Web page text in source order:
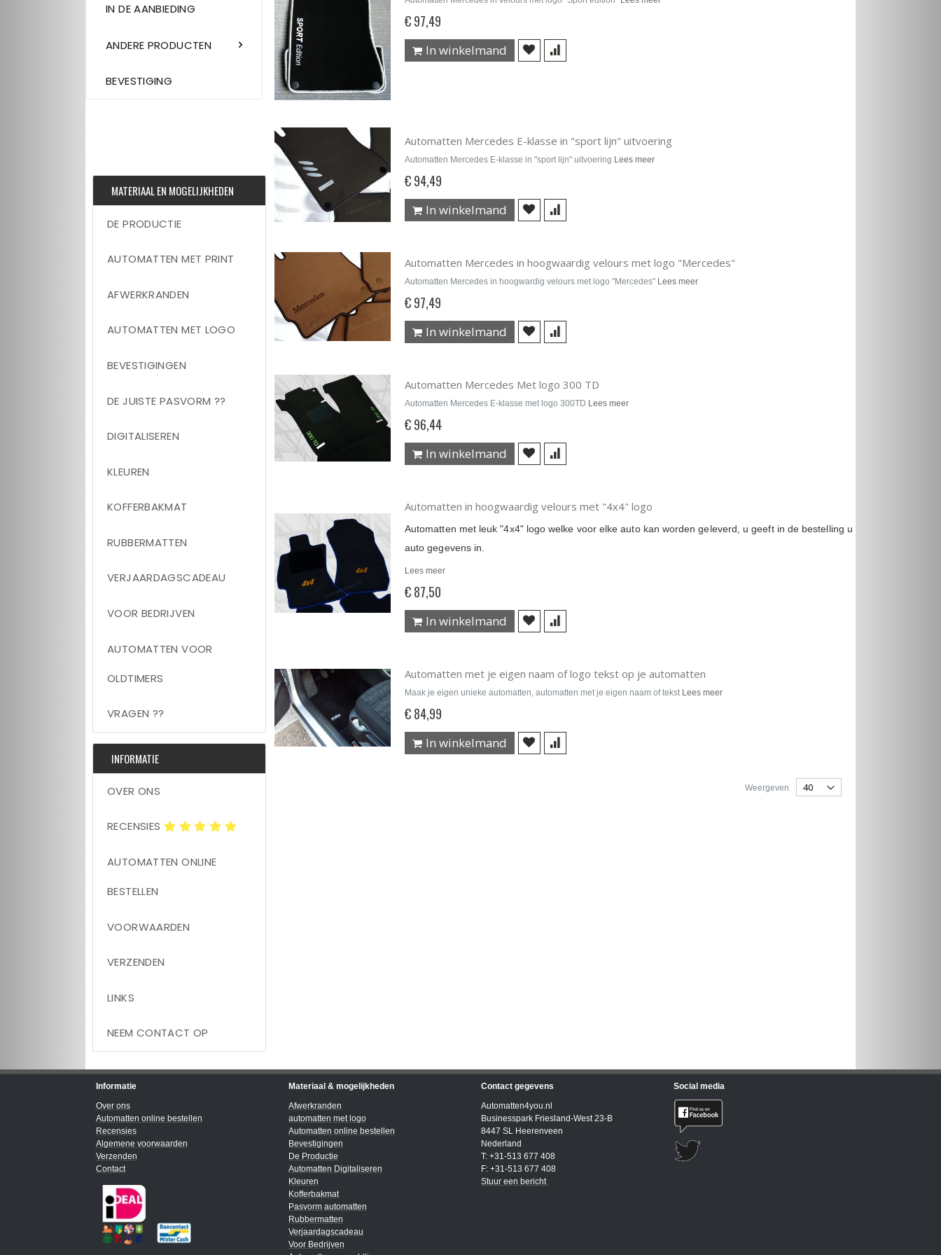
IN DE AANBIEDING
ANDERE PRODUCTEN
BEVESTIGING
€ 97,49
In winkelmand
Automatten Mercedes E-klasse in "sport lijn" uitvoering
Automatten Mercedes E-klasse in "sport lijn" uitvoering Lees meer
€ 94,49
In winkelmand
Automatten Mercedes in hoogwaardig velours met logo "Mercedes"
Automatten Mercedes in hoogwardig velours met logo "Mercedes" Lees meer
€ 97,49
In winkelmand
Automatten Mercedes Met logo 300 TD
Automatten Mercedes E-klasse met logo 300TD Lees meer
€ 96,44
In winkelmand
Automatten in hoogwaardig velours met "4x4" logo
Automatten met leuk "4x4" logo welke voor elke auto kan worden geleverd, u geeft in de bestelling u
auto gegevens in.
Lees meer
€ 87,50
In winkelmand
Automatten met je eigen naam of logo tekst op je automatten
Maak je eigen unieke automatten, automatten met je eigen naam of tekst Lees meer
€ 84,99
In winkelmand
Weergeven
MATERIAAL EN MOGELIJKHEDEN
DE PRODUCTIE
AUTOMATTEN MET PRINT
AFWERKRANDEN
AUTOMATTEN MET LOGO
BEVESTIGINGEN
DE JUISTE PASVORM ??
DIGITALISEREN
KLEUREN
KOFFERBAKMAT
RUBBERMATTEN
VERJAARDAGSCADEAU
VOOR BEDRIJVEN
AUTOMATTEN VOOR
OLDTIMERS
VRAGEN ??
INFORMATIE
OVER ONS
RECENSIES
AUTOMATTEN ONLINE
BESTELLEN
VOORWAARDEN
VERZENDEN
LINKS
NEEM CONTACT OP
Informatie
Over ons
Automatten online bestellen
Recensies
Algemene voorwaarden
Verzenden
Contact
Materiaal & mogelijkheden
Afwerkranden
automatten met logo
Automatten online bestellen
Bevestigingen
De Productie
Automatten Digitaliseren
Kleuren
Kofferbakmat
Pasvorm automatten
Rubbermatten
Verjaardagscadeau
Voor Bedrijven
Contact gegevens
Automatten4you.nl
Businesspark Friesland-West 23-B
8447 SL Heerenveen
Nederland
T: +31-513 677 408
F: +31-513 677 408
Stuur een bericht
Social media